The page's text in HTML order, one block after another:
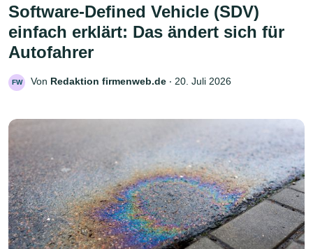
Software-Defined Vehicle (SDV)
einfach erklärt: Das ändert sich für
Autofahrer
FW Von Redaktion firmenweb.de ‧ 20. Juli 2026